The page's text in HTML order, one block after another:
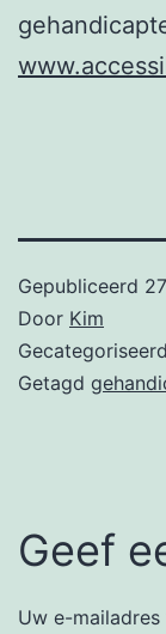
Gepubliceerd
Door Kim
Getagd
Geef
Uw e-